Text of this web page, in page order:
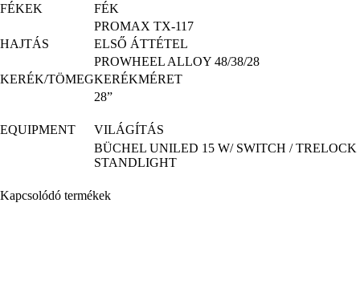
FÉKEK
FÉK
PROMAX TX-117
HAJTÁS
ELSŐ ÁTTÉTEL
PROWHEEL ALLOY 48/38/28
KERÉK/TÖMEGKERÉKMÉRET
28”
EQUIPMENT
VILÁGÍTÁS
BÜCHEL UNILED 15 W/ SWITCH / TRELOCK
STANDLIGHT
Kapcsolódó termékek